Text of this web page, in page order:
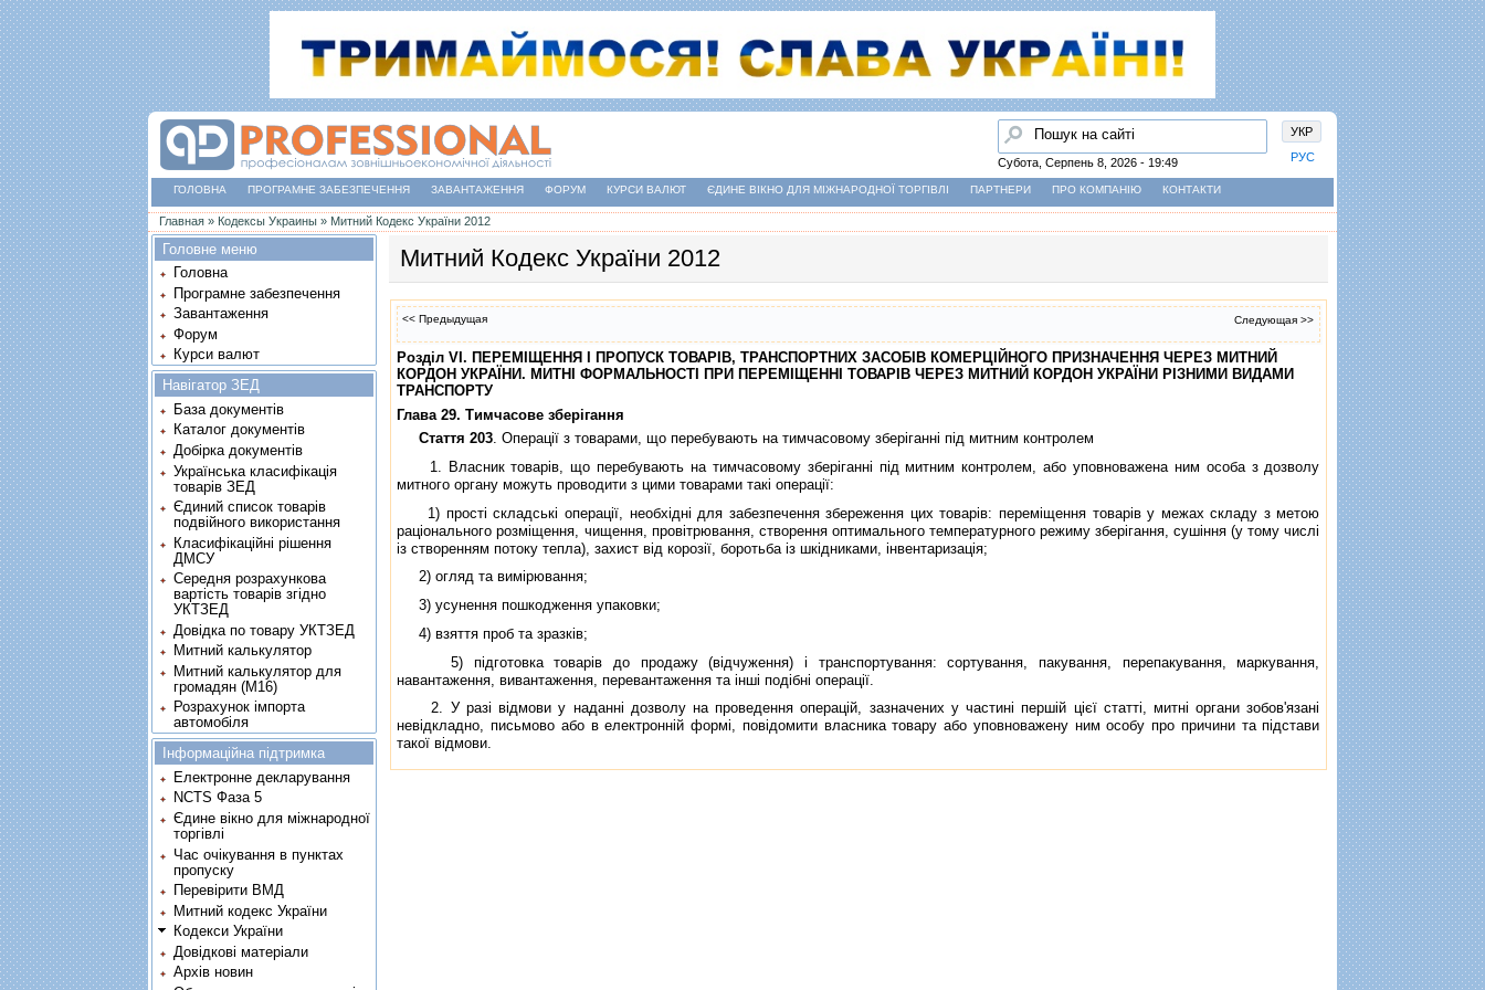
УКР
РУС
Пошук
Субота, Серпень 8, 2026 - 19:49
ГОЛОВНА ПРОГРАМНЕ ЗАБЕЗПЕЧЕННЯ ЗАВАНТАЖЕННЯ ФОРУМ КУРСИ ВАЛЮТ ЄДИНЕ ВІКНО ДЛЯ МІЖНАРОДНОЇ ТОРГІВЛІ ПАРТНЕРИ ПРО КОМПАНІЮ КОНТАКТИ
Ви є тут
Главная » Кодексы Украины » Митний Кодекс України 2012
Митний Кодекс України 2012
<< Предыдущая Следующая >>
Роздiл VI. ПЕРЕМIЩЕННЯ I ПРОПУСК ТОВАРIВ, ТРАНСПОРТНИХ ЗАСОБIВ КОМЕРЦIЙНОГО ПРИЗНАЧЕННЯ ЧЕРЕЗ МИТНИЙ
КОРДОН УКРАЇНИ. МИТНI ФОРМАЛЬНОСТI ПРИ ПЕРЕМIЩЕННI ТОВАРIВ ЧЕРЕЗ МИТНИЙ КОРДОН УКРАЇНИ РIЗНИМИ ВИДАМИ
ТРАНСПОРТУ
Глава 29. Тимчасове зберiгання
Стаття 203. Операцiї з товарами, що перебувають на тимчасовому зберiганнi пiд митним контролем
1. Власник товарiв, що перебувають на тимчасовому зберiганнi пiд митним контролем, або уповноважена ним особа з дозволу
митного органу можуть проводити з цими товарами такi операцiї:
1) простi складськi операцiї, необхiднi для забезпечення збереження цих товарiв: перемiщення товарiв у межах складу з метою
рацiонального розмiщення, чищення, провiтрювання, створення оптимального температурного режиму зберiгання, сушiння (у тому числi
iз створенням потоку тепла), захист вiд корозiї, боротьба iз шкiдниками, iнвентаризацiя;
2) огляд та вимiрювання;
3) усунення пошкодження упаковки;
4) взяття проб та зразкiв;
5) пiдготовка товарiв до продажу (вiдчуження) i транспортування: сортування, пакування, перепакування, маркування,
навантаження, вивантаження, перевантаження та iншi подiбнi операцiї.
2. У разi вiдмови у наданнi дозволу на проведення операцiй, зазначених у частинi першiй цiєї статтi, митнi органи зобов'язанi
невiдкладно, письмово або в електроннiй формi, повiдомити власника товару або уповноважену ним особу про причини та пiдстави
такої вiдмови.
Головне меню
Головна
Програмне забезпечення
Завантаження
Форум
Курси валют
Навігатор ЗЕД
База документів
Каталог документів
Добірка документів
Українська класифікація
товарів ЗЕД
Єдиний список товарів
подвійного використання
Класифікаційні рішення
ДМСУ
Середня розрахункова
вартість товарів згідно
УКТЗЕД
Довідка по товару УКТЗЕД
Митний калькулятор
Митний калькулятор для
громадян (М16)
Розрахунок імпорта
автомобіля
Інформаційна підтримка
Електронне декларування
NCTS Фаза 5
Єдине вікно для міжнародної
торгівлі
Час очікування в пунктах
пропуску
Перевірити ВМД
Митний кодекс України
Кодекси України
Довідкові матеріали
Архів новин